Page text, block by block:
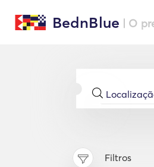
BednBlue | O
Filtros